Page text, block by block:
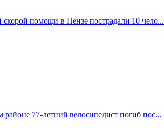
помощи в Пензе пострадали 10 чело...
77-летний велосипедист погиб пос...